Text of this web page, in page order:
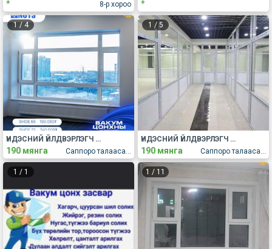
8-р хороо
* *
1 / 4
Саппоро талаасаа гурвалжингийн гүүр даваад эхний гэрлэн дохиогоор зүүн эргээд 100м яваад "НОЦ ХХК" байр
ҮНДЭСНИЙ ҮЙЛДВЭРЛЭГЧ НОЦ ХХК
190 мянга
1 / 5
Саппоро талаасаа гурвалжингийн гүүр даваад эхний гэрлэн дохиогоор зүүн эргээд 100м яваад "НОЦ ХХК" байр
ҮНДЭСНИЙ ҮЙЛДВЭРЛЭГЧ НОЦ ХХК
190 мянга
1 / 1 1 / 11